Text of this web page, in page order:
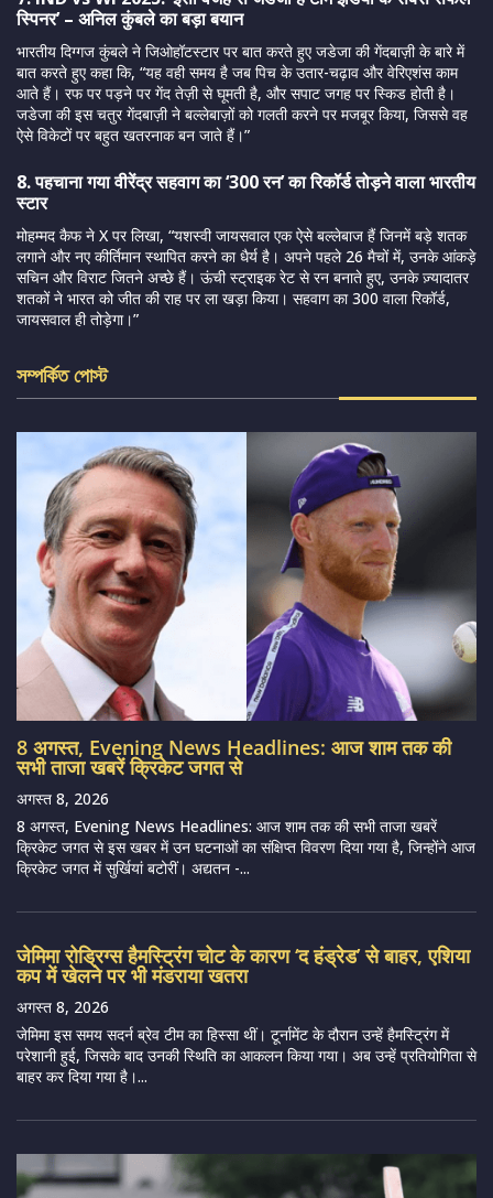
स्पिनर’ – अनिल कुंबले का बड़ा बयान
भारतीय दिग्गज कुंबले ने जिओहॉटस्टार पर बात करते हुए जडेजा की गेंदबाज़ी के बारे में
बात करते हुए कहा कि, “यह वही समय है जब पिच के उतार-चढ़ाव और वेरिएशंस काम
आते हैं। रफ पर पड़ने पर गेंद तेज़ी से घूमती है, और सपाट जगह पर स्किड होती है।
जडेजा की इस चतुर गेंदबाज़ी ने बल्लेबाज़ों को गलती करने पर मजबूर किया, जिससे वह
ऐसे विकेटों पर बहुत खतरनाक बन जाते हैं।”
8. पहचाना गया वीरेंद्र सहवाग का ‘300 रन’ का रिकॉर्ड तोड़ने वाला भारतीय
स्टार
मोहम्मद कैफ ने X पर लिखा, “यशस्वी जायसवाल एक ऐसे बल्लेबाज हैं जिनमें बड़े शतक
लगाने और नए कीर्तिमान स्थापित करने का धैर्य है। अपने पहले 26 मैचों में, उनके आंकड़े
सचिन और विराट जितने अच्छे हैं। ऊंची स्ट्राइक रेट से रन बनाते हुए, उनके ज़्यादातर
शतकों ने भारत को जीत की राह पर ला खड़ा किया। सहवाग का 300 वाला रिकॉर्ड,
जायसवाल ही तोड़ेगा।”
সম্পর্কিত পোস্ট
8 अगस्त, Evening News Headlines: आज शाम तक की
सभी ताजा खबरें क्रिकेट जगत से
अगस्त 8, 2026
8 अगस्त, Evening News Headlines: आज शाम तक की सभी ताजा खबरें
क्रिकेट जगत से इस खबर में उन घटनाओं का संक्षिप्त विवरण दिया गया है, जिन्होंने आज
क्रिकेट जगत में सुर्खियां बटोरीं। अद्यतन -...
जेमिमा रोड्रिग्स हैमस्ट्रिंग चोट के कारण ‘द हंड्रेड’ से बाहर, एशिया
कप में खेलने पर भी मंडराया खतरा
अगस्त 8, 2026
जेमिमा इस समय सदर्न ब्रेव टीम का हिस्सा थीं। टूर्नामेंट के दौरान उन्हें हैमस्ट्रिंग में
परेशानी हुई, जिसके बाद उनकी स्थिति का आकलन किया गया। अब उन्हें प्रतियोगिता से
बाहर कर दिया गया है।...